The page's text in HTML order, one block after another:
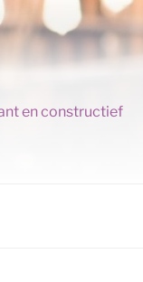
en constructief